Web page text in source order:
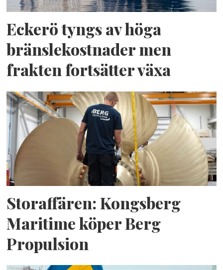
Eckerö tyngs av höga
bränslekostnader men
frakten fortsätter växa
Storaffären: Kongsberg
Maritime köper Berg
Propulsion